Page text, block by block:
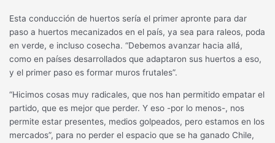
Esta conducción de huertos sería el primer apronte para dar
paso a huertos mecanizados en el país, ya sea para raleos, poda
en verde, e incluso cosecha. “Debemos avanzar hacia allá,
como en países desarrollados que adaptaron sus huertos a eso,
y el primer paso es formar muros frutales”.
“Hicimos cosas muy radicales, que nos han permitido empatar el
partido, que es mejor que perder. Y eso -por lo menos-, nos
permite estar presentes, medios golpeados, pero estamos en los
mercados”, para no perder el espacio que se ha ganado Chile,